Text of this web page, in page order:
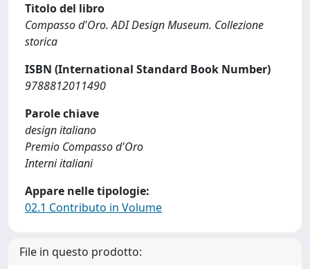
Titolo del libro
Compasso d'Oro. ADI Design Museum. Collezione
storica
ISBN (International Standard Book Number)
9788812011490
Parole chiave
design italiano
Premio Compasso d'Oro
Interni italiani
Appare nelle tipologie:
02.1 Contributo in Volume
File in questo prodotto: